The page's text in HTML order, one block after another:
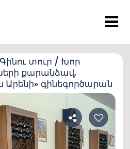
տուր / Խոր
քարանձավ,
Արենի» գինեգործարան